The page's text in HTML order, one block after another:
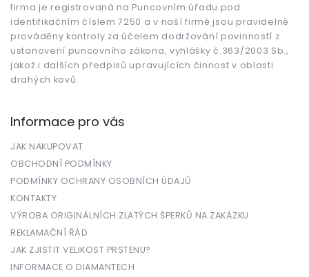
firma je registrovaná na Puncovním úřadu pod
identifikačním číslem 7250 a v naší firmě jsou pravidelně
prováděny kontroly za účelem dodržování povinností z
ustanovení puncovního zákona, vyhlášky č.363/2003 Sb.,
jakož i dalších předpisů upravujících činnost v oblasti
drahých kovů.
Informace pro vás
JAK NAKUPOVAT
OBCHODNÍ PODMÍNKY
PODMÍNKY OCHRANY OSOBNÍCH ÚDAJŮ
KONTAKTY
VÝROBA ORIGINÁLNÍCH ZLATÝCH ŠPERKŮ NA ZAKÁZKU
REKLAMAČNÍ ŘÁD
JAK ZJISTIT VELIKOST PRSTENU?
INFORMACE O DIAMANTECH